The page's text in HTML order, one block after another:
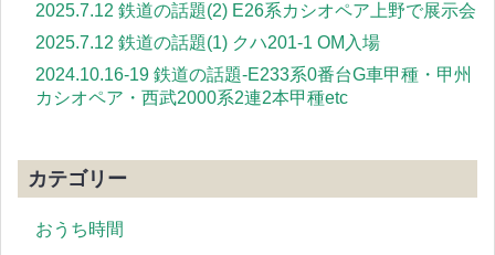
2025.7.12 鉄道の話題(2) E26系カシオペア上野で展示会
2025.7.12 鉄道の話題(1) クハ201-1 OM入場
2024.10.16-19 鉄道の話題-E233系0番台G車甲種・甲州
カシオペア・西武2000系2連2本甲種etc
カテゴリー
おうち時間